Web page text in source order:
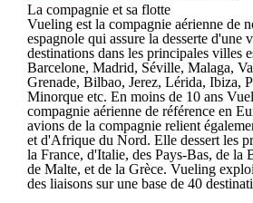
La compagnie et sa flotte
Vueling est la compagnie aérienne de
espagnole qui assure la desserte d'une
destinations dans les principales villes
Barcelone, Madrid, Séville, Malaga,
Grenade, Bilbao, Jerez, Lérida, Ibiza,
Minorque etc. En moins de 10 ans
compagnie aérienne de référence en
avions de la compagnie relient
et d'Afrique du Nord. Elle dessert les
la France, d'Italie, des Pays-Bas, de la
de Malte, et de la Grèce. Vueling
des liaisons sur une base de 40